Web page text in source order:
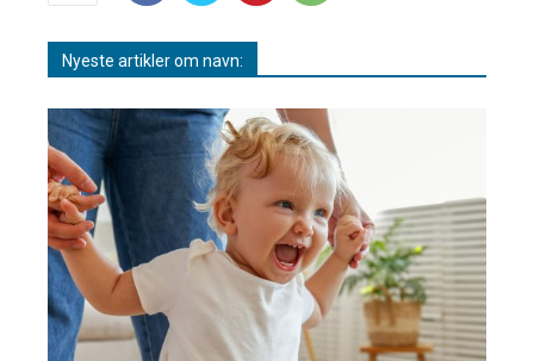
Nyeste artikler om navn: